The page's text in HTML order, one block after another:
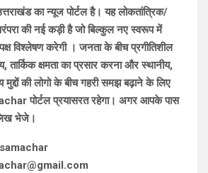
का न्यूज पोर्टल है। यह लोकतांत्रिक/
परंपरा की नई कड़ी है जो बिल्कुल नए स्वरूप में
विश्लेषण करेगी । जनता के बीच प्रगीतिशील
तार्किक क्षमता का प्रसार करना और स्थानीय,
मुद्दों की लोगो के बीच गहरी समझ बढ़ाने के लिए
पोर्टल प्रयासरत रहेगा। अगर आपके पास
भेजे।